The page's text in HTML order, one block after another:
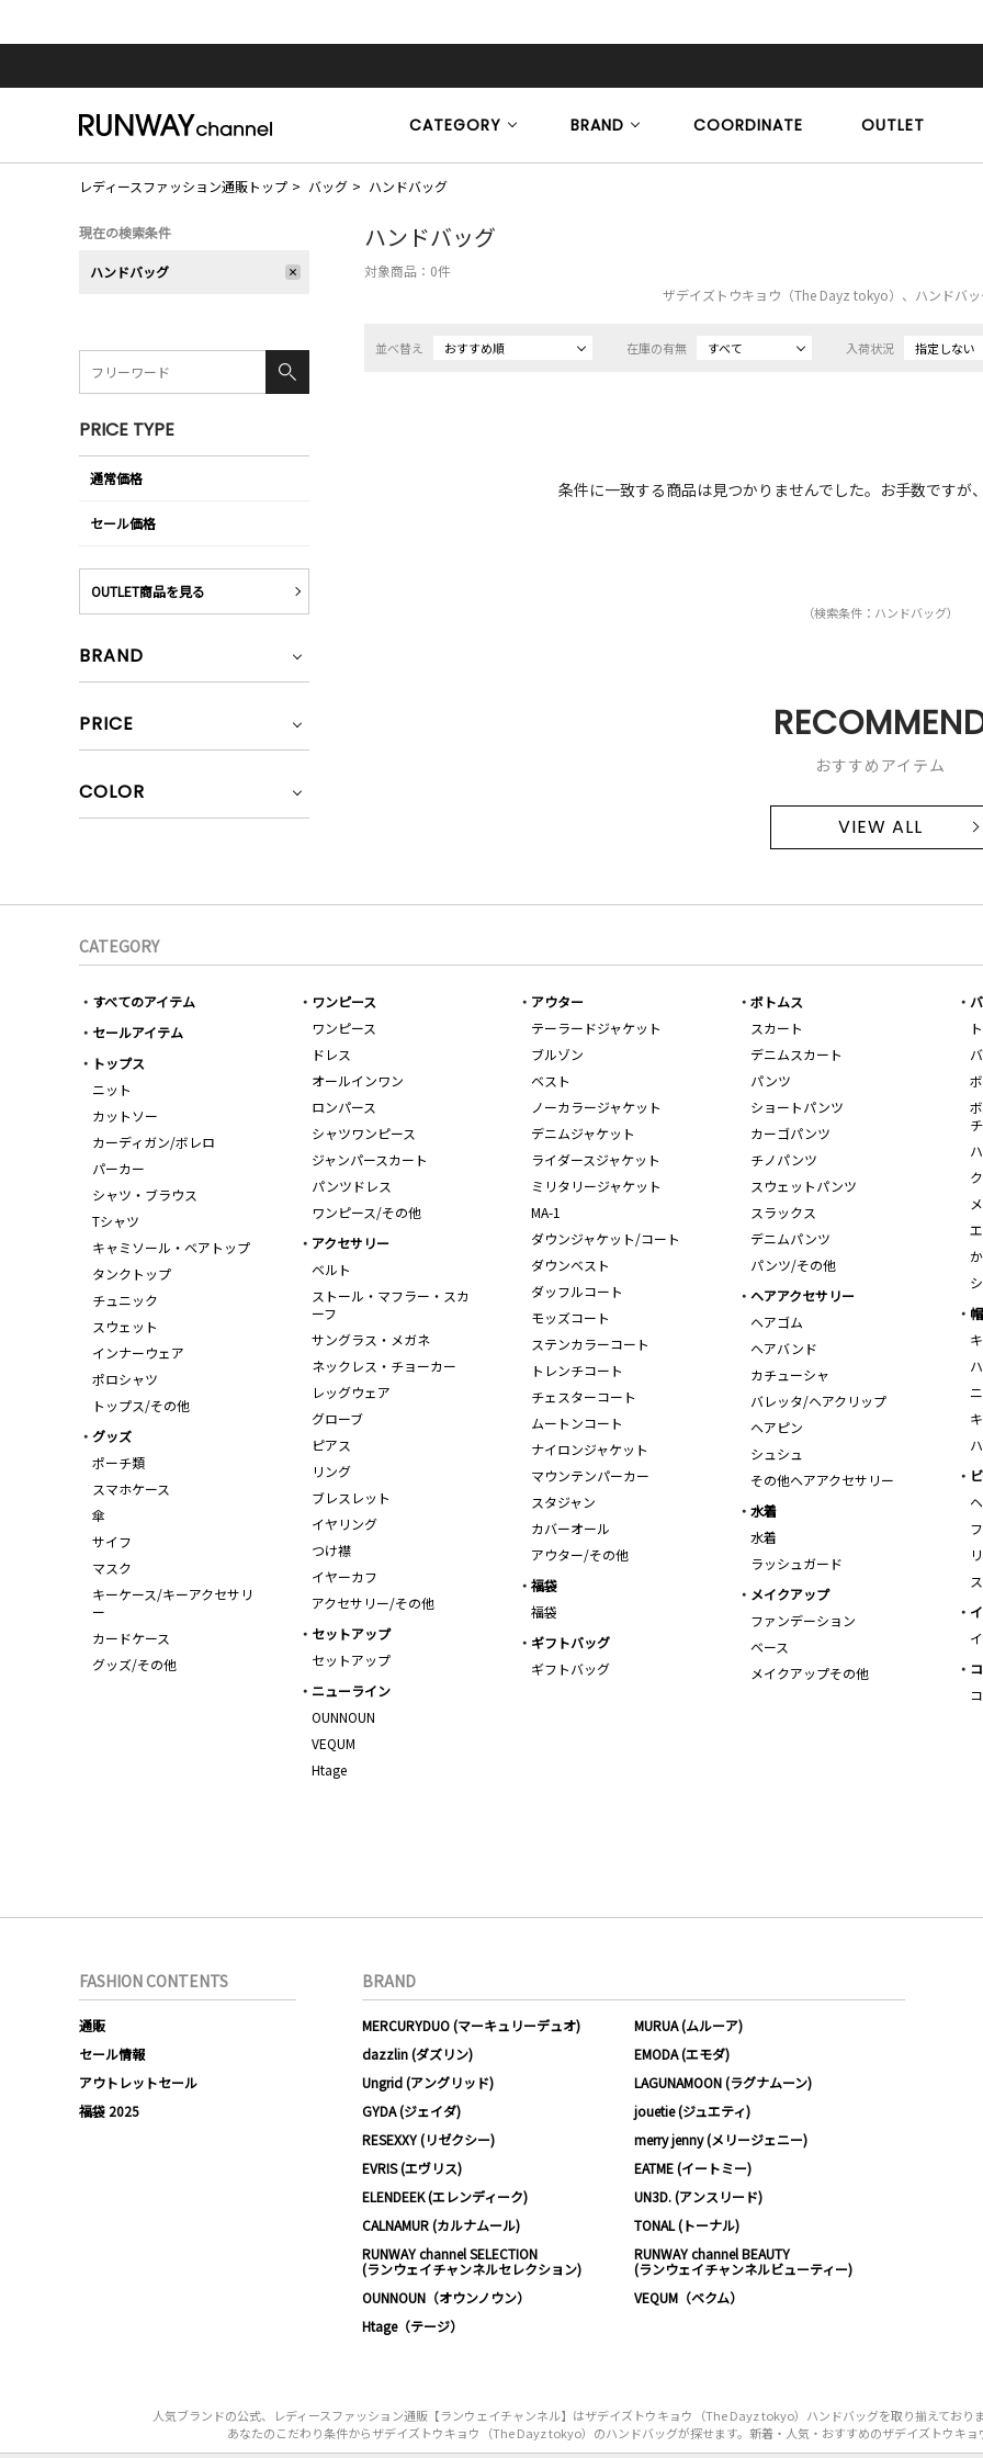
CATEGORY BRAND COORDINATE OUTLET
レディースファッション通販トップ バッグ ハンドバッグ
ハンドバッグ
対象商品： 0件
ザデイズトウキョウ（The Dayz tokyo）、ハンドバ
並べ替え おすすめ順 在庫の有無 すべて 入荷状況 指定しない
条件に一致する商品は見つかりませんでした。お手数ですが
（検索条件：ハンドバッグ）
おすすめアイテム
VIEW ALL
現在の検索条件
ハンドバッグ
PRICE TYPE
通常価格
セール価格
OUTLET商品を見る
BRAND
PRICE
COLOR
CATEGORY
すべてのアイテム
セールアイテム
トップス
ニット
カットソー
カーディガン/ボレロ
パーカー
シャツ・ブラウス
Tシャツ
キャミソール・ベアトップ
タンクトップ
チュニック
スウェット
インナーウェア
ポロシャツ
トップス/その他
ワンピース
ワンピース
ドレス
オールインワン
ロンパース
シャツワンピース
ジャンパースカート
パンツドレス
ワンピース/その他
アウター
テーラードジャケット
ブルゾン
ベスト
ノーカラージャケット
デニムジャケット
ライダースジャケット
ミリタリージャケット
MA-1
ダウンジャケット/コート
ダウンベスト
ダッフルコート
モッズコート
ステンカラーコート
トレンチコート
チェスターコート
ムートンコート
ナイロンジャケット
マウンテンパーカー
スタジャン
カバーオール
アウター/その他
ボトムス
スカート
デニムスカート
パンツ
ショートパンツ
カーゴパンツ
チノパンツ
スウェットパンツ
スラックス
デニムパンツ
パンツ/その他
チ
アクセサリー
ベルト
ストール・マフラー・スカ
ーフ
サングラス・メガネ
ネックレス・チョーカー
レッグウェア
グローブ
ピアス
リング
ブレスレット
イヤリング
つけ襟
イヤーカフ
アクセサリー/その他
ヘアアクセサリー
ヘアゴム
ヘアバンド
カチューシャ
バレッタ/ヘアクリップ
ヘアピン
シュシュ
その他ヘアアクセサリー
グッズ
ポーチ類
スマホケース
傘
サイフ
マスク
キーケース/キーアクセサリ
ー
カードケース
グッズ/その他
水着
水着
ラッシュガード
福袋
福袋
メイクアップ
ファンデーション
ベース
メイクアップその他
セットアップ
セットアップ
ギフトバッグ
ギフトバッグ
ニューライン
OUNNOUN
VEQUM
Htage
FASHION CONTENTS
通販
セール情報
アウトレットセール
福袋 2025
BRAND
MERCURYDUO (マーキュリーデュオ)
MURUA (ムルーア)
dazzlin (ダズリン)
EMODA (エモダ)
Ungrid (アングリッド)
LAGUNAMOON (ラグナムーン)
GYDA (ジェイダ)
jouetie (ジュエティ)
RESEXXY (リゼクシー)
merry jenny (メリージェニー)
EVRIS (エヴリス)
EATME (イートミー)
ELENDEEK (エレンディーク)
UN3D. (アンスリード)
CALNAMUR (カルナムール)
TONAL (トーナル)
RUNWAY channel SELECTION
(ランウェイチャンネルセレクション)
RUNWAY channel BEAUTY
(ランウェイチャンネルビューティー)
OUNNOUN（オウンノウン）
VEQUM（ベクム）
Htage（テージ）
人気ブランドの公式、レディースファッション通販【ランウェイチャンネル】はザデイズトウキョウ（The Dayz tokyo）ハンドバッグを取り揃えてお
あなたのこだわり条件からザデイズトウキョウ（The Dayz tokyo）のハンドバッグが探せます。新着・人気・おすすめのザデイズトウキ